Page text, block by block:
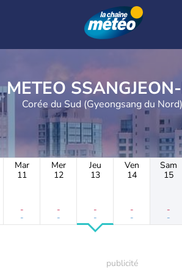
METEO
Corée du Sud (Gyeongsang du Nord)
Mar
11
-
-
Mer
12
-
-
Jeu
13
-
-
Ven
14
-
-
Sam
15
-
-